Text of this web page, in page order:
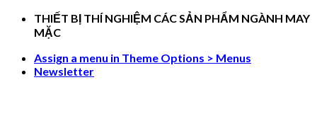
Skip
THIẾT BỊ THÍ NGHIỆM CÁC SẢN PHẨM NGÀNH MAY
MẶC
Assign a menu in Theme Options > Menus
Newsletter